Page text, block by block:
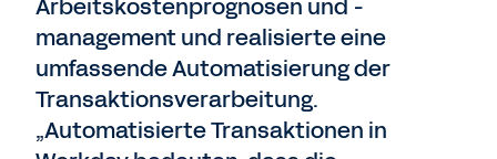
Arbeitskostenprognosen und -
management und realisierte eine
umfassende Automatisierung der
Transaktionsverarbeitung.
„Automatisierte Transaktionen in